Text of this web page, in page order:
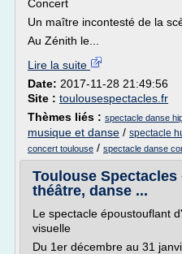
Concert
Un maître incontesté de la
Au Zénith le...
Lire la suite
Date: 2017-11-28 21:49:56
Site : toulousespectacles.fr
Thèmes liés : spectacle danse
musique et danse / spectacle
concert toulouse / spectacle danse
Toulouse
théâtre, danse ...
Le spectacle époustouflant
visuelle
Du 1er décembre au 31